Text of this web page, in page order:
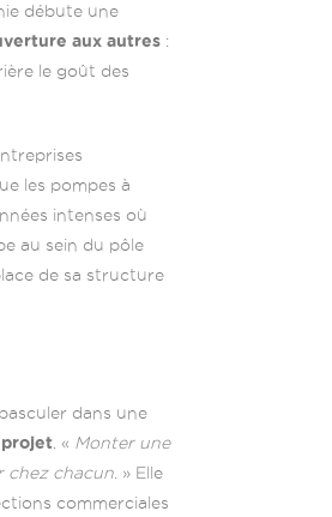
débute une
aux autres :
le goût des
les pompes à
intenses où
au sein du pôle
de sa structure
dans une
projet . « Monter une
chez chacun . » Elle
commerciales